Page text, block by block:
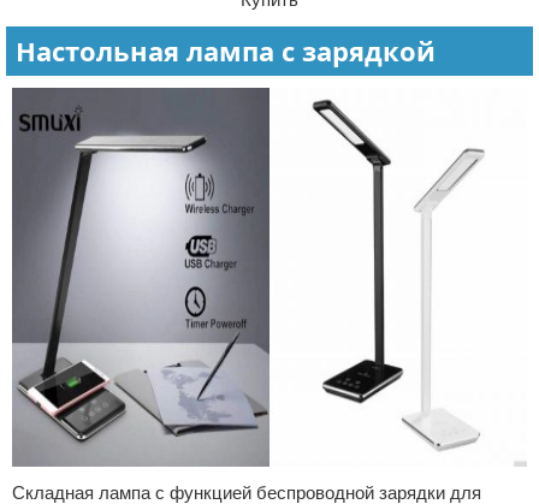
Настольная лампа с зарядкой
Складная лампа с функцией беспроводной зарядки для